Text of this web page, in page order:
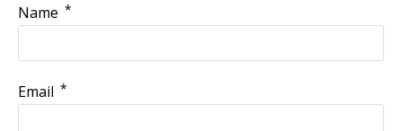
Name *
Email *